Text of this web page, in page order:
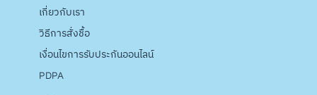
เกี่ยวกับเรา
วิธีการสั่งชื้อ
เงื่อนไขการรับประกันออนไลน์
PDPA